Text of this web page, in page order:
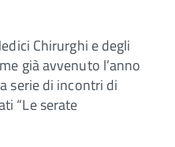
Chirurghi e degli
già avvenuto l’anno
serie di incontri di
“Le serate